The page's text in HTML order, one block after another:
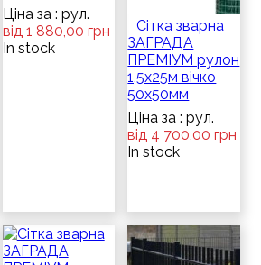
Ціна за : рул.
від 1 880,00 грн
In stock
Сітка зварна
ЗАГРАДА
ПРЕМІУМ рулон
1,5х25м вічко
50х50мм
Ціна за : рул.
від 4 700,00 грн
In stock